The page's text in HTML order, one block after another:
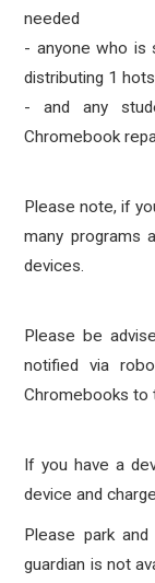
needed
- anyone who is
distributing 1
- and any
Chromebook
Please note, if
many programs
devices.
Please be
notified via
Chromebooks to
If you have a
device and
Please park
guardian is not